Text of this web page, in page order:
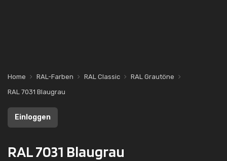
Home RAL-Farben RAL Classic
RAL Grautöne
RAL 7031 Blaugrau
Einloggen
RAL 7031 Blaugrau